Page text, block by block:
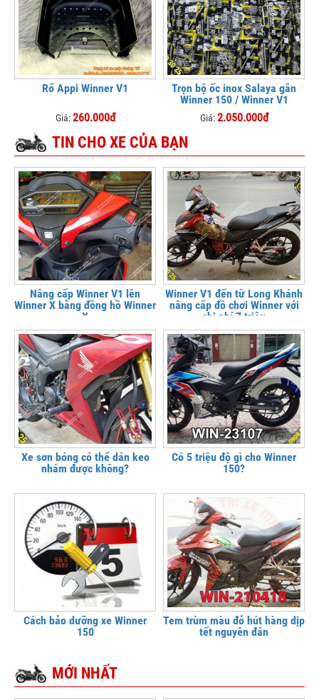
Rổ Appi Winner V1
Giá:260.000đ
Trọn bộ ốc inox Salaya gắn
Winner 150 / Winner V1
Giá:2.050.000đ
TIN CHO XE CỦA BẠN
Nâng cấp Winner V1 lên
Winner X bằng đồng hồ Winner
X
Winner V1 đến từ Long Khánh
nâng cấp đồ chơi Winner với
chi phí 7 triệu
Xe sơn bóng có thể dán keo
nhám được không?
Có 5 triệu độ gì cho Winner
150?
Cách bảo dưỡng xe Winner
150
Tem trùm màu đỏ hút hàng dịp
tết nguyên đán
MỚI NHẤT